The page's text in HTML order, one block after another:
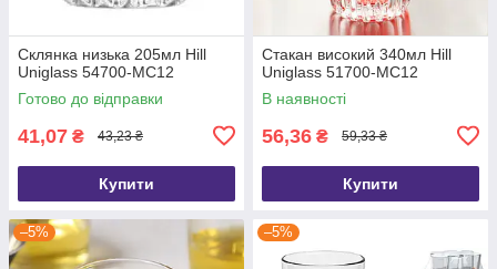
Склянка низька 205мл Hill
Uniglass 54700-MC12
Готово до відправки
41,07 ₴ 43,23 ₴
Купити
Стакан високий 340мл Hill
Uniglass 51700-MC12
В наявності
56,36 ₴ 59,33 ₴
Купити
–5% –5%